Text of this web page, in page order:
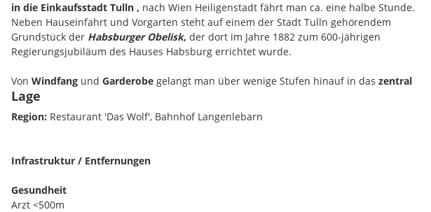
in die Einkaufsstadt Tulln , nach Wien Heiligenstadt fährt man ca. eine halbe Stunde.
Neben Hauseinfahrt und Vorgarten steht auf einem der Stadt Tulln gehörendem
Grundstück der Habsburger Obelisk, der dort im Jahre 1882 zum 600-jährigen
Regierungsjubiläum des Hauses Habsburg errichtet wurde.
Von Windfang und Garderobe gelangt man über wenige Stufen hinauf in das zentral
gelegene Esszimmer,
Holzvertäfelungen eine gemütliche Einheit bildet. Im Essbereich erfolgt die Beheizung des
stilvollenKachelofens, der auf Seite des Wohnsalons mit edlen, cremeweißen Kacheln
Im fast 84 m² großen Wohnsalon sorgt im optisch etwas separierten Südteil ein zwischen
der herrlichen Fensterfront situierter
des Wohnsalons genießt man durch die raumhohen Fenster des
Lage
Region: Restaurant 'Das Wolf', Bahnhof Langenlebarn
Infrastruktur / Entfernungen
Gesundheit
Arzt <500m